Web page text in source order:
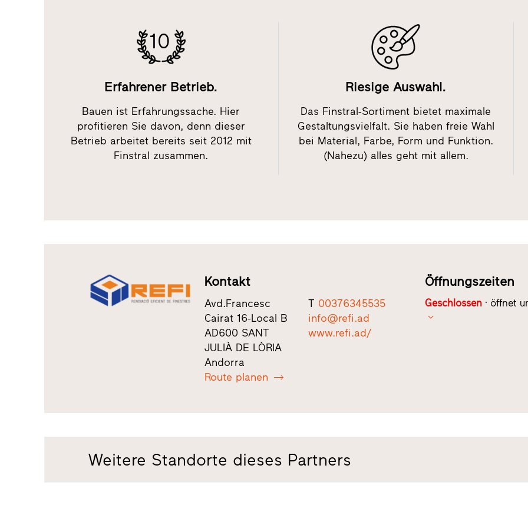
10
Erfahrener Betrieb.
Bauen ist Erfahrungssache. Hier
profitieren Sie davon, denn dieser
Betrieb arbeitet bereits seit 2012 mit
Finstral zusammen.
Riesige Auswahl.
Das Finstral-Sortiment bietet maximale
Gestaltungsvielfalt. Sie haben freie Wahl
bei Material, Farbe, Form und Funktion.
(Nahezu) alles geht mit allem.
Kontakt
Avd.Francesc
Cairat 16-Local B
AD600 SANT
JULIÀ DE LÒRIA
Andorra
Route planen
T 00376345535
info@refi.ad
www.refi.ad/
Öffnungszeiten
Geschlossen öffnet
Weitere Standorte dieses Partners